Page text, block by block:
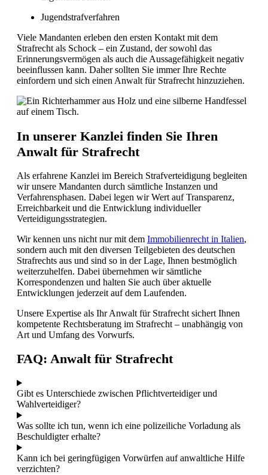
Jugendstrafverfahren
Viele Mandanten erleben den ersten Kontakt mit dem
Strafrecht als Schock – ein Zustand, der sowohl das
Erinnerungsvermögen als auch die Aussagefähigkeit negativ
beeinflussen kann. Daher sollten Sie immer Ihre Rechte
einfordern und sich einen Anwalt für Strafrecht hinzuziehen.
In unserer Kanzlei finden Sie Ihren
Anwalt für Strafrecht
Als erfahrene Kanzlei im Bereich Strafverteidigung begleiten
wir unsere Mandanten durch sämtliche Instanzen und
Verfahrensphasen. Dabei legen wir Wert auf Transparenz,
Erreichbarkeit und die Entwicklung individueller
Verteidigungsstrategien.
Wir kennen uns nicht nur mit dem Immobilienrecht in Italien,
sondern auch mit den diversen Teilgebieten des deutschen
Strafrechts aus und sind so in der Lage, Ihnen bestmöglich
weiterzuhelfen. Dabei übernehmen wir sämtliche
Korrespondenzen und halten Sie auch über aktuelle
Entwicklungen jederzeit auf dem Laufenden.
Unsere Expertise als Ihr Anwalt für Strafrecht sichert Ihnen
kompetente Rechtsberatung im Strafrecht – unabhängig von
Art und Umfang des Vorwurfs.
FAQ: Anwalt für Strafrecht
Gibt es Unterschiede zwischen Pflichtverteidiger und
Wahlverteidiger?
Was sollte ich tun, wenn ich eine polizeiliche Vorladung als
Beschuldigter erhalte?
Kann ich bei geringfügigen Vorwürfen auf anwaltliche Hilfe
verzichten?